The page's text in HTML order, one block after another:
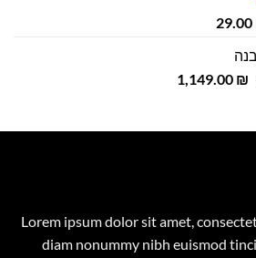
29.00המחיר
29.00 ₪.המחיר
1,500.00 ₪.
1,149.00 ₪
המחיר
1,149.00 ₪.
Lorem ipsum dolor sit amet,
diam nonummy nibh euismod